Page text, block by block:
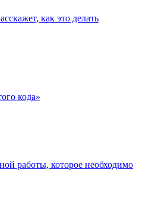
как это делать
кода»
работы, которое необходимо